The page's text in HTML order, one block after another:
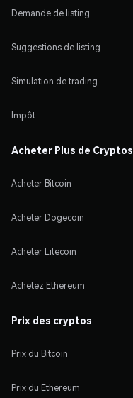
Demande de listing
Suggestions de listing
Simulation de trading
Impôt
Acheter Plus de Cryptos
Acheter Bitcoin
Acheter Dogecoin
Acheter Litecoin
Achetez Ethereum
Prix des cryptos
Prix du Bitcoin
Prix du Ethereum